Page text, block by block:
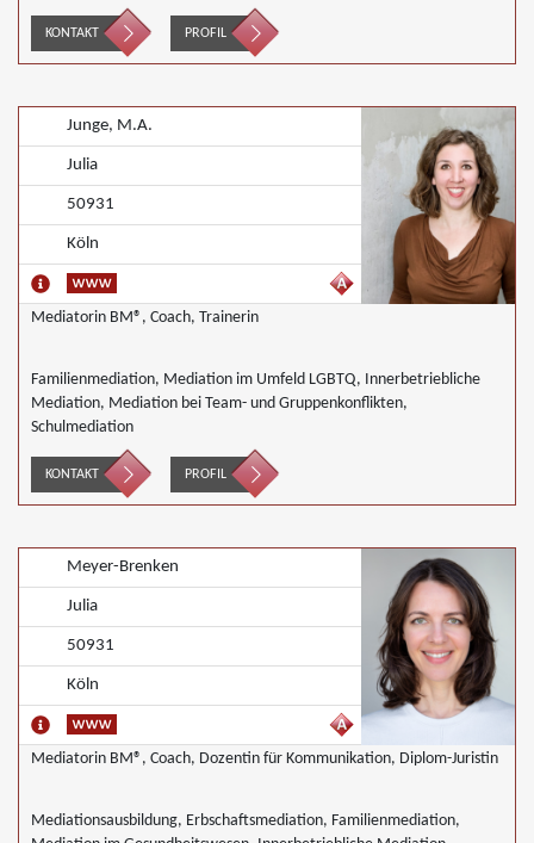
Kreditwirtschaft, Mediation bei Team- und Gruppenkonflikten,
Schulmediation, Wirtschaftsmediation
KONTAKT PROFIL
Junge, M.A.
Julia
50931
Köln
Mediatorin BM®, Coach, Trainerin
Familienmediation, Mediation im Umfeld LGBTQ, Innerbetriebliche
Mediation, Mediation bei Team- und Gruppenkonflikten,
Schulmediation
KONTAKT PROFIL
Meyer-Brenken
Julia
50931
Köln
Mediatorin BM®, Coach, Dozentin für Kommunikation, Diplom-Juristin
Mediationsausbildung, Erbschaftsmediation, Familienmediation,